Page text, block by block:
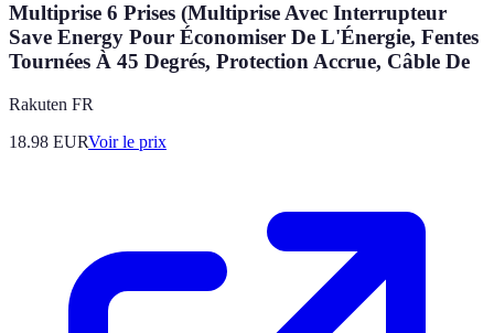
Multiprise 6 Prises (Multiprise Avec Interrupteur
Save Energy Pour Économiser De L'Énergie, Fentes
Tournées À 45 Degrés, Protection Accrue, Câble De
Rakuten FR
18.98 EURVoir le prix